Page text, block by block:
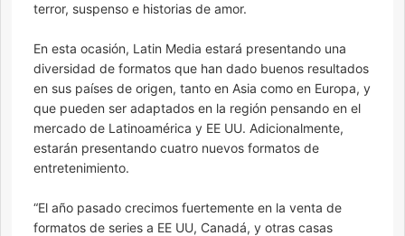
terror, suspenso e historias de amor.
En esta ocasión, Latin Media estará presentando una
diversidad de formatos que han dado buenos resultados
en sus países de origen, tanto en Asia como en Europa, y
que pueden ser adaptados en la región pensando en el
mercado de Latinoamérica y EE UU. Adicionalmente,
estarán presentando cuatro nuevos formatos de
entretenimiento.
“El año pasado crecimos fuertemente en la venta de
formatos de series a EE UU, Canadá, y otras casas